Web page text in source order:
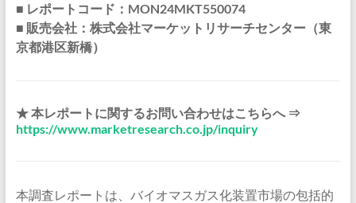
■ レポートコード：MON24MKT550074
■ 販売会社：株式会社マーケットリサーチセンター（東
京都港区新橋）
★ 本レポートに関するお問い合わせはこちらへ ⇒
https://www.marketresearch.co.jp/inquiry
本調査レポートは、バイオマスガス化装置市場の包括的